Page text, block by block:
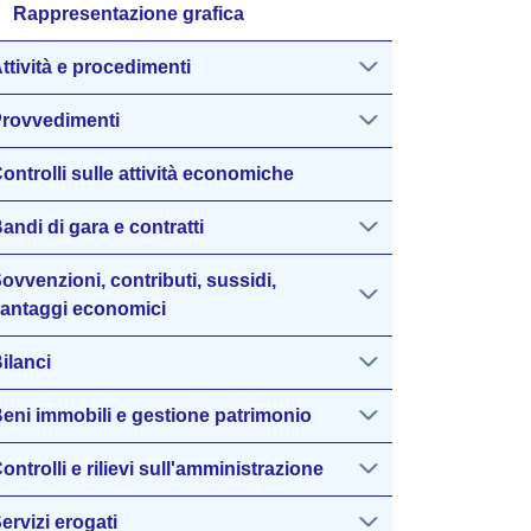
Rappresentazione grafica
e procedimenti
sulle attività economiche
di gara e contratti
contributi, sussidi,
economici
immobili e gestione patrimonio
e rilievi sull'amministrazione
erogati